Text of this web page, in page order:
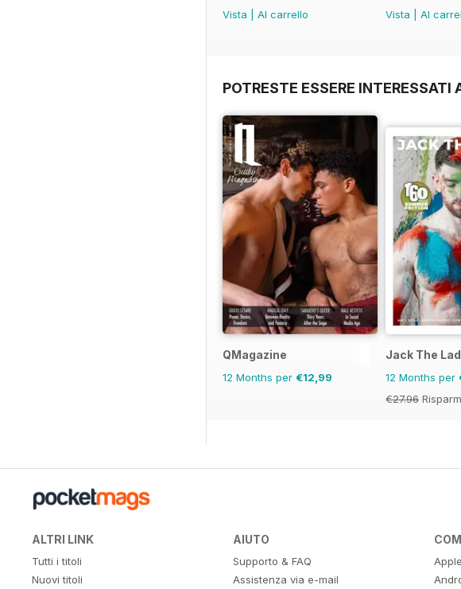
Vista
Al carrello
Vista
Al
POTRESTE ESSERE INTERESSATI
QMagazine
12 Months per €12,99
Jack The
12 Months per
€27.96
ALTRI LINK
Tutti i titoli
Nuovi titoli
AIUTO
Supporto & FAQ
Assistenza via e-mail
Apple